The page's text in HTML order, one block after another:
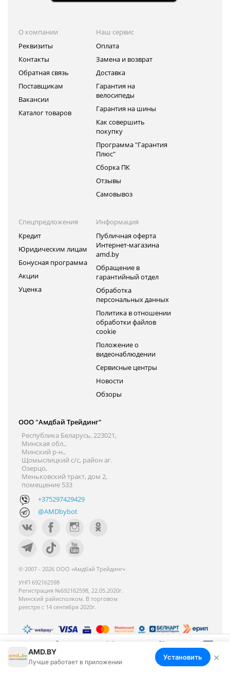
Меню Корзина Избранное Сравнение Войти
О компании
Реквизиты
Контакты
Обратная связь
Поставщикам
Вакансии
Каталог товаров
Наш сервис
Оплата
Замена и возврат
Доставка
Гарантия на
велосипеды
Гарантия на шины
Как совершить
покупку
Программа "Гарантия
Плюс"
Сборка ПК
Отзывы
Самовывоз
Спецпредложения
Кредит
Юридическим лицам
Бонусная программа
Акции
Уценка
Информация
Публичная оферта
Интернет-магазина
amd.by
Обращение в
гарантийный отдел
Обработка
персональных данных
Политика в отношении
обработки файлов
cookie
Положение о
видеонаблюдении
Сервисные центры
Новости
Обзоры
ООО "Амдбай Трейдинг"
Республика Беларусь, 223021,
Минская обл.,
Минский р-н.,
Щомыслицкий с/с, район аг.
Озерцо,
Меньковский тракт, дом 2,
помещение 533
+375297429429
@AMDbybot
© 2007 - 2026 ООО «Амдбай Трейдинг»
УНП 692162598
Регистрация №692162598, 22.05.2020г.
Минский райисполком. В торговом
реестре с 14 сентября 2020г.
Номер телефона работников местных
исполнительных и распорядительных органов по
AMD.BY
Лучше работает в приложении
Установить ×